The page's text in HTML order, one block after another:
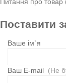
Поставити
Ваше ім`я
Ваш E-mail (Не